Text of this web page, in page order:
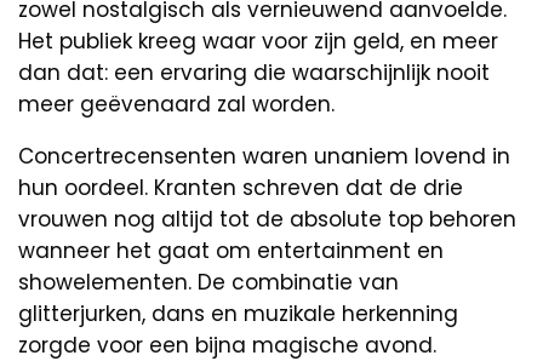
zowel nostalgisch als vernieuwend aanvoelde.
Het publiek kreeg waar voor zijn geld, en meer
dan dat: een ervaring die waarschijnlijk nooit
meer geëvenaard zal worden.
Concertrecensenten waren unaniem lovend in
hun oordeel. Kranten schreven dat de drie
vrouwen nog altijd tot de absolute top behoren
wanneer het gaat om entertainment en
showelementen. De combinatie van
glitterjurken, dans en muzikale herkenning
zorgde voor een bijna magische avond.